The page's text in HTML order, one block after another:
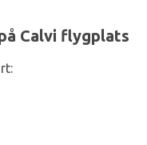
Calvi flygplats